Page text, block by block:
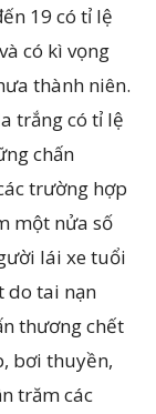
19 có tỉ lệ
có kì vọng
thành niên.
trắng có tỉ lệ
chấn
trường hợp
một nửa số
lái xe tuổi
do tai nạn
thương chết
bơi thuyền,
trăm các